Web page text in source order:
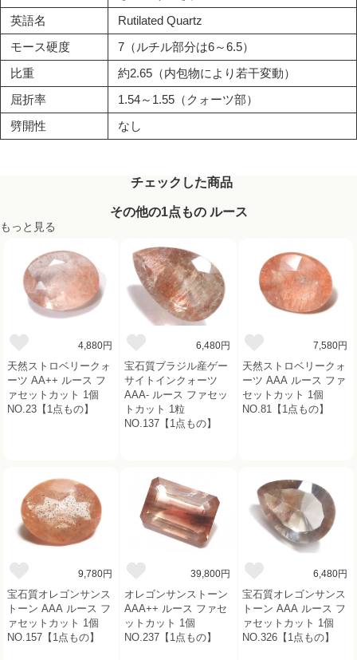
英語名
Rutilated Quartz
モース硬度
7（ルチル部分は6～6.5）
比重
約2.65（内包物により若干変動）
屈折率
1.54～1.55（クォーツ部）
劈開性
なし
チェックした商品
その他の1点もの ルース
もっと見る
4,880円
天然ストロベリークォ
ーツ AA++ ルース フ
ァセットカット 1個
NO.23【1点もの】
6,480円
宝石質ブラジル産ゲー
サイトインクォーツ
AAA- ルース ファセッ
トカット 1粒
NO.137【1点もの】
7,580円
天然ストロベリークォ
ーツ AAA ルース ファ
セットカット 1個
NO.81【1点もの】
9,780円
宝石質オレゴンサンス
トーン AAA ルース フ
ァセットカット 1個
NO.157【1点もの】
39,800円
オレゴンサンストーン
AAA++ ルース ファセ
ットカット 1個
NO.237【1点もの】
6,480円
宝石質オレゴンサンス
トーン AAA ルース フ
ァセットカット 1個
NO.326【1点もの】